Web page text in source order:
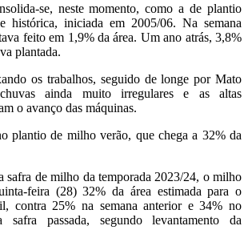
se, neste momento, como a de plantio
histórica, iniciada em 2005/06. Na semana
feito em 1,9% da área. Um ano atrás, 3,8%
plantada.
os trabalhos, seguido de longe por Mato
ainda muito irregulares e as altas
o avanço das máquinas.
plantio de milho verão, que chega a 32% da
safra de milho da temporada 2023/24, o milho
feira (28) 32% da área estimada para o
contra 25% na semana anterior e 34% no
safra passada, segundo levantamento da